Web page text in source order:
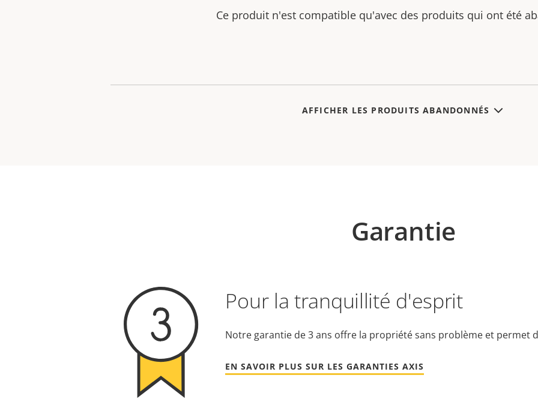
Ce produit n'est compatible qu'avec des produits qui ont été
AFFICHER LES PRODUITS ABANDONNÉS
Garantie
Pour la tranquillité d'esprit
Notre garantie de 3 ans offre la propriété sans problème et permet
EN SAVOIR PLUS SUR LES GARANTIES AXIS